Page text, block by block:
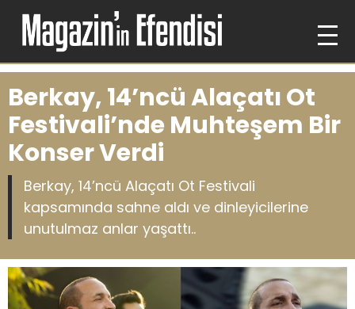
Berkay, 14’ncü Alaçatı Ot
Festivali’nde Muhteşem Bir
Konser Verdi
Berkay, 14’ncü Alaçatı Ot Festivali
kapsamında sahne aldı ve dinleyicilerine
unutulmaz anlar yaşattı..